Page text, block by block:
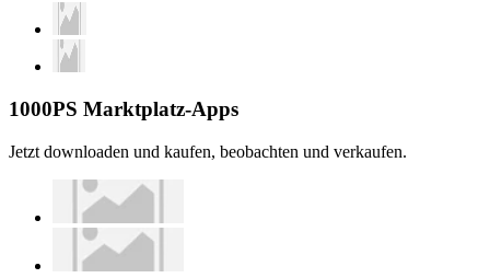
1000PS Marktplatz-Apps
Jetzt downloaden und kaufen, beobachten und verkaufen.